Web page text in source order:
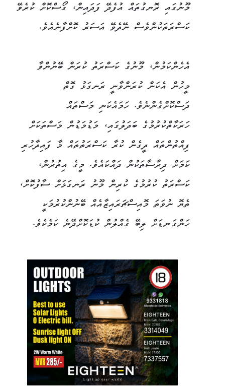
މޫނުގައި ރޮނގުތައް އުފެދޭ ފަދައިން، ގޯސްކޮށް ކުރެވޭ
ކަސްރަތަކުންވެސް ނޭދެވޭ އަސަރު ކޮށްފާނެއެވެ.
އެހެންކަމުން، މޫނުގެ ކަސްރަތު ކުރަން ބޭނުންވާ
މީހުން އެކަން ކުރަންވާނީ ރަނގަޅު ގޮތް
ދަސްކޮށްގެންނެވެ. ހަމައެކަނި މަސްތައް
ހަރަކާތްކުރުމުގެ ބަދަލުގައި، މަޑުމަޑުން މަސްތަކަށް
ފިއްތުންތައް ދީގެން ކުރާ ކަސްރަތުތައް މާ ފައިދާހުރި
ކަމަށް ދިރާސާތަކުން ދައްކައެވެ. މީގެ އިތުރުން،
ކަސްރަތު ކުރުމުގެ ކުރިން މޫނު ރަނގަޅަށް ސާފުކޮށް،
ތެޔޮ ނުވަތަ މޮއިސްޗަރައިޒާއެއް ބޭނުންކުރުމަކީ
ހަންގަނޑަށް ލިބޭ ގެއްލުން ކުޑަކޮށްދޭނެ ކަމެކެވެ.